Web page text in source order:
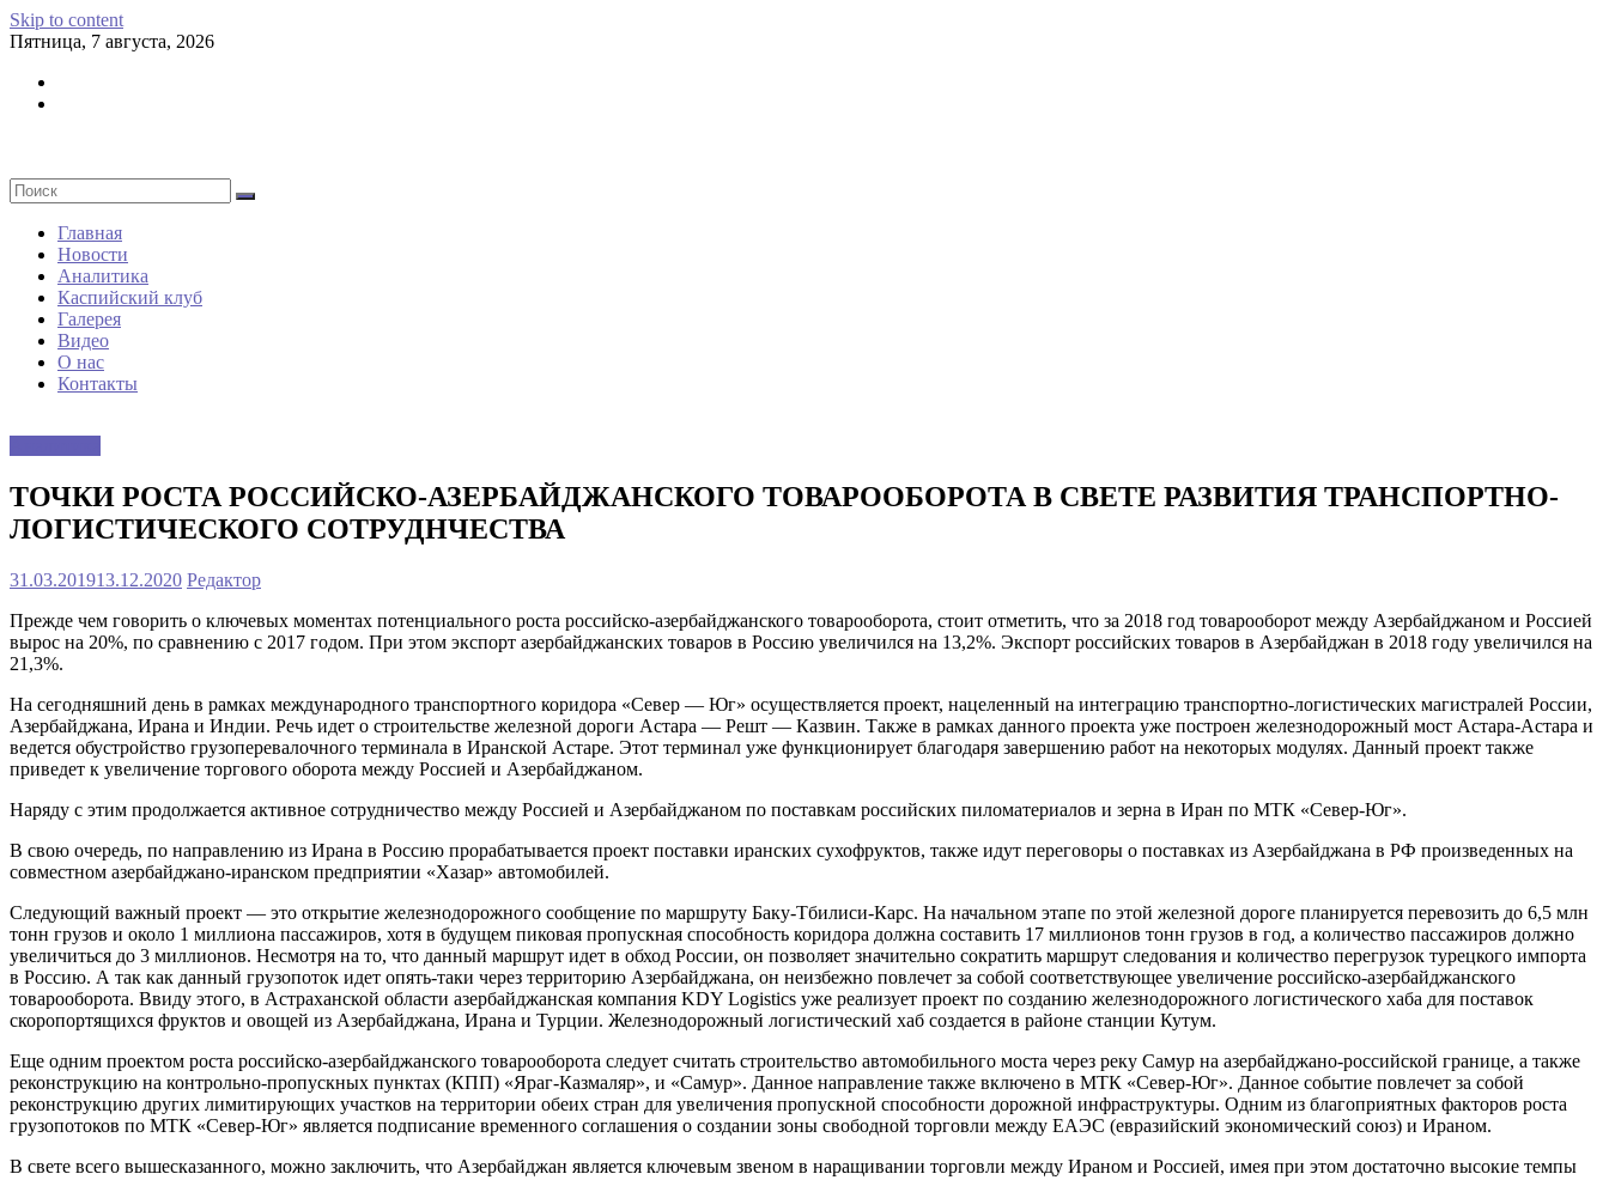
Skip to content
Пятница, 7 августа, 2026
Главная
Новости
Аналитика
Каспийский клуб
Галерея
Видео
О нас
Контакты
ТОЧКИ РОСТА РОССИЙСКО-АЗЕРБАЙДЖАНСКОГО ТОВАРООБОРОТА В СВЕТЕ РАЗВИТИЯ ТРАНСПОРТНО-
ЛОГИСТИЧЕСКОГО СОТРУДНЧЕСТВА
31.03.201913.12.2020 Редактор
Прежде чем говорить о ключевых моментах потенциального роста российско-азербайджанского товарооборота, стоит отметить, что за 2018 год товарооборот между Азербайджаном и Россией
вырос на 20%, по сравнению с 2017 годом. При этом экспорт азербайджанских товаров в Россию увеличился на 13,2%. Экспорт российских товаров в Азербайджан в 2018 году увеличился на
21,3%.
На сегодняшний день в рамках международного транспортного коридора «Север — Юг» осуществляется проект, нацеленный на интеграцию транспортно-логистических магистралей России,
Азербайджана, Ирана и Индии. Речь идет о строительстве железной дороги Астара — Решт — Казвин. Также в рамках данного проекта уже построен железнодорожный мост Астара-Астара и
ведется обустройство грузоперевалочного терминала в Иранской Астаре. Этот терминал уже функционирует благодаря завершению работ на некоторых модулях. Данный проект также
приведет к увеличение торгового оборота между Россией и Азербайджаном.
Наряду с этим продолжается активное сотрудничество между Россией и Азербайджаном по поставкам российских пиломатериалов и зерна в Иран по МТК «Север-Юг».
В свою очередь, по направлению из Ирана в Россию прорабатывается проект поставки иранских сухофруктов, также идут переговоры о поставках из Азербайджана в РФ произведенных на
совместном азербайджано-иранском предприятии «Хазар» автомобилей.
Следующий важный проект — это открытие железнодорожного сообщение по маршруту Баку-Тбилиси-Карс. На начальном этапе по этой железной дороге планируется перевозить до 6,5 млн
тонн грузов и около 1 миллиона пассажиров, хотя в будущем пиковая пропускная способность коридора должна составить 17 миллионов тонн грузов в год, а количество пассажиров должно
увеличиться до 3 миллионов. Несмотря на то, что данный маршрут идет в обход России, он позволяет значительно сократить маршрут следования и количество перегрузок турецкого импорта
в Россию. А так как данный грузопоток идет опять-таки через территорию Азербайджана, он неизбежно повлечет за собой соответствующее увеличение российско-азербайджанского
товарооборота. Ввиду этого, в Астраханской области азербайджанская компания KDY Logistics уже реализует проект по созданию железнодорожного логистического хаба для поставок
скоропортящихся фруктов и овощей из Азербайджана, Ирана и Турции. Железнодорожный логистический хаб создается в районе станции Кутум.
Еще одним проектом роста российско-азербайджанского товарооборота следует считать строительство автомобильного моста через реку Самур на азербайджано-российской границе, а также
реконструкцию на контрольно-пропускных пунктах (КПП) «Яраг-Казмаляр», и «Самур». Данное направление также включено в МТК «Север-Юг». Данное событие повлечет за собой
реконструкцию других лимитирующих участков на территории обеих стран для увеличения пропускной способности дорожной инфраструктуры. Одним из благоприятных факторов роста
грузопотоков по МТК «Север-Юг» является подписание временного соглашения о создании зоны свободной торговли между ЕАЭС (евразийский экономический союз) и Ираном.
В свете всего вышесказанного, можно заключить, что Азербайджан является ключевым звеном в наращивании торговли между Ираном и Россией, имея при этом достаточно высокие темпы